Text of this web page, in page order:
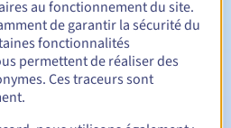
au fonctionnement du site.
de garantir la sécurité du
fonctionnalités
permettent de réaliser des
Ces traceurs sont